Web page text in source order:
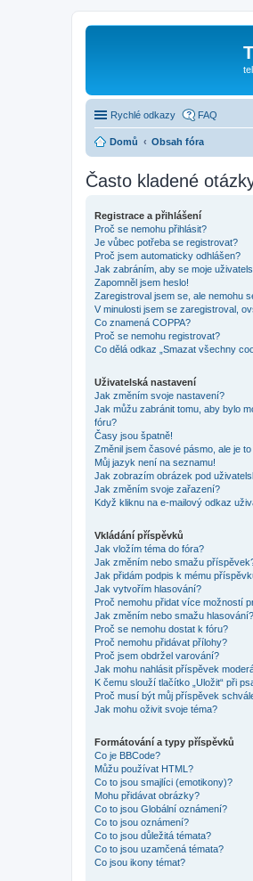
Rychlé odkazy FAQ
Domů Obsah fóra
Často kladené
Registrace a přihlášení
Proč se nemohu přihlásit?
Je vůbec potřeba se registrovat?
Proč jsem automaticky odhlášen?
Jak zabráním, aby se moje
Zapomněl jsem heslo!
Zaregistroval jsem se, ale nemohu
V minulosti jsem se zaregistroval,
Co znamená COPPA?
Proč se nemohu registrovat?
Co dělá odkaz „Smazat všechny
Uživatelská nastavení
Jak změním svoje nastavení?
Jak můžu zabránit tomu, aby bylo
fóru?
Časy jsou špatně!
Změnil jsem časové pásmo, ale je
Můj jazyk není na seznamu!
Jak zobrazím obrázek pod
Jak změním svoje zařazení?
Když kliknu na e-mailový odkaz
Vkládání příspěvků
Jak vložím téma do fóra?
Jak změním nebo smažu
Jak přidám podpis k mému
Jak vytvořím hlasování?
Proč nemohu přidat více možností
Jak změním nebo smažu hlasování?
Proč se nemohu dostat k fóru?
Proč nemohu přidávat přílohy?
Proč jsem obdržel varování?
Jak mohu nahlásit příspěvek
K čemu slouží tlačítko „Uložit“ při
Proč musí být můj příspěvek
Jak mohu oživit svoje téma?
Formátování a typy příspěvků
Co je BBCode?
Můžu používat HTML?
Co to jsou smajlíci (emotikony)?
Mohu přidávat obrázky?
Co to jsou Globální oznámení?
Co to jsou oznámení?
Co to jsou důležitá témata?
Co to jsou uzamčená témata?
Co jsou ikony témat?